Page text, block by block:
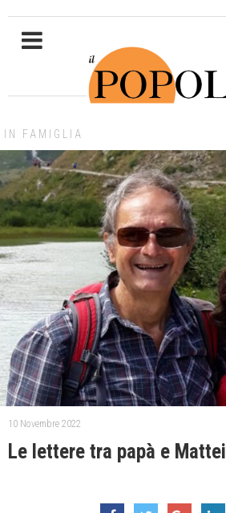
IN FAMIGLIA
10 Novembre 2022
Le lettere tra papà e Mattei